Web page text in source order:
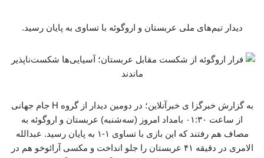
دیدار تیم‌های ملی عربستان و اروگوئه با تساوی به پایان رسید.
به گزارش خبرگزا ی خبرآنلاین؛ در دومین دیدار از گروه H جام جهانی
از ساعت ۰۱:۳۰ بامداد امروز (سه‌شنبه) عربستان و اروگوئه به
مصاف هم رفتند که این بازی با تساوی ۱-۱ به پایان رسید. عبدالله
الامری در دقیقه ۴۱ عربستان را جلو انداخت و مکسی آرائوخو هم در